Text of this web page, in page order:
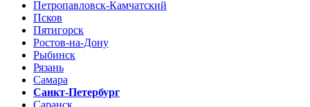
Петропавловск-Камчатский
Псков
Пятигорск
Ростов-на-Дону
Рыбинск
Рязань
Самара
Санкт-Петербург
Саранск